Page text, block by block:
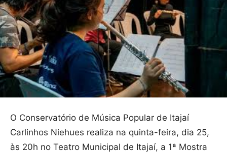
O Conservatório de Música Popular de Itajaí
Carlinhos Niehues realiza na quinta-feira, dia 25,
às 20h no Teatro Municipal de Itajaí, a 1ª Mostra